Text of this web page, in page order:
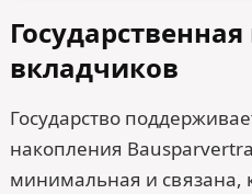
вкладчиков
Государство
накопления
минимальная и связана,